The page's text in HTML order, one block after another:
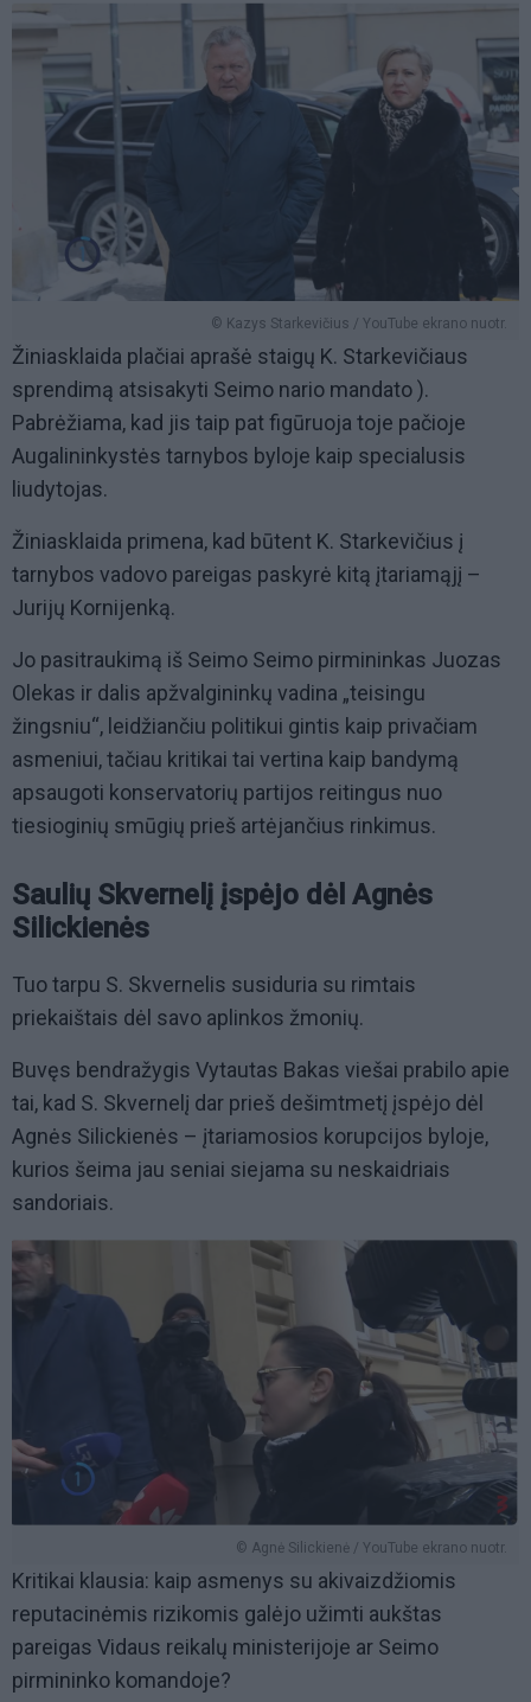
© Kazys Starkevičius / YouTube ekrano nuotr.
Žiniasklaida plačiai aprašė staigų K. Starkevičiaus
sprendimą atsisakyti Seimo nario mandato ).
Pabrėžiama, kad jis taip pat figūruoja toje pačioje
Augalininkystės tarnybos byloje kaip specialusis
liudytojas.
Žiniasklaida primena, kad būtent K. Starkevičius į
tarnybos vadovo pareigas paskyrė kitą įtariamąjį –
Jurijų Kornijenką.
Jo pasitraukimą iš Seimo Seimo pirmininkas Juozas
Olekas ir dalis apžvalgininkų vadina „teisingu
žingsniu“, leidžiančiu politikui gintis kaip privačiam
asmeniui, tačiau kritikai tai vertina kaip bandymą
apsaugoti konservatorių partijos reitingus nuo
tiesioginių smūgių prieš artėjančius rinkimus.
Saulių Skvernelį įspėjo dėl Agnės
Silickienės
Tuo tarpu S. Skvernelis susiduria su rimtais
priekaištais dėl savo aplinkos žmonių.
Buvęs bendražygis Vytautas Bakas viešai prabilo apie
tai, kad S. Skvernelį dar prieš dešimtmetį įspėjo dėl
Agnės Silickienės – įtariamosios korupcijos byloje,
kurios šeima jau seniai siejama su neskaidriais
sandoriais.
© Agnė Silickienė / YouTube ekrano nuotr.
Kritikai klausia: kaip asmenys su akivaizdžiomis
reputacinėmis rizikomis galėjo užimti aukštas
pareigas Vidaus reikalų ministerijoje ar Seimo
pirmininko komandoje?